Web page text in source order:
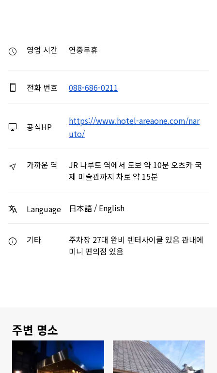
영업 시간 연중무휴
전화 번호 088-686-0211
공식HP
https://www.hotel-areaone.com/nar
uto/
가까운 역
JR 나루토 역에서 도보 약 10분 오츠카 국
제 미술관까지 차로 약 15분
Language 日本語 / English
기타
주차장 27대 완비 렌터사이클 있음 관내에
미니 편의점 있음
주변 명소